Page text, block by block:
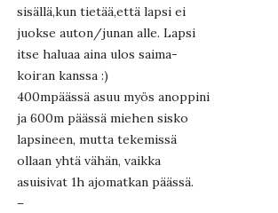
sisällä,kun tietää,että lapsi ei
juokse auton/junan alle. Lapsi
itse haluaa aina ulos saima-
koiran kanssa :)
400mpäässä asuu myös anoppini
ja 600m päässä miehen sisko
lapsineen, mutta tekemissä
ollaan yhtä vähän, vaikka
asuisivat 1h ajomatkan päässä.
–